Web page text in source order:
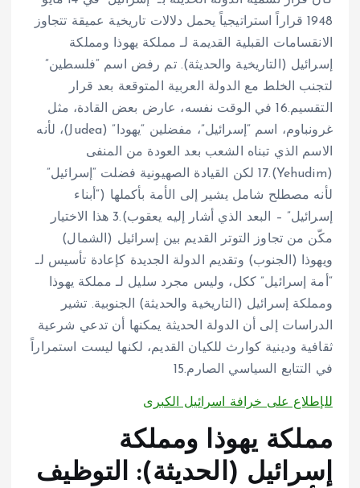
1948 قراراً استراتيجياً يحمل دلالات تاريخية عميقة تتجاوز
الانقسامات القبلية القديمة لـ مملكة يهوذا ومملكة
إسرائيل (التاريخية والحديثة). تم رفض اسم “فلسطين”
لتجنب الخلط مع الدولة العربية المتوقعة بعد قرار
التقسيم.16 في الوقت نفسه، عارض بعض القادة، مثل
غرونباوم، اسم “إسرائيل”، مفضلين “يهودا” (Judea)، لأنه
الاسم الذي تبناه الشعب بعد العودة من المنفى
(Yehudim).
17 لكن القيادة الصهيونية فضلت “إسرائيل”
لأنه مصطلح شامل يشير إلى الأمة بأكملها (“أبناء
إسرائيل” – البعد الذي أشار إليه يعقوب).3 هذا الاختيار
مكّن من تجاوز التوتر القديم بين إسرائيل (الشمال)
ويهوذا (الجنوب) وتقديم الدولة الجديدة كإعادة تأسيس لـ
“أمة إسرائيل” ككل، وليس مجرد سليل لـ مملكة يهوذا
ومملكة إسرائيل (التاريخية والحديثة) الجنوبية. تشير
الدراسات إلى أن الدولة الحديثة يمكنها أن تدعي شرعية
ثقافية ودينية كوارث للكيان القديم، لكنها ليست استمراراً
في التتابع السياسي الصارم.15
للإطلاع على خرافة اسرائيل الكبرى
مملكة يهوذا ومملكة
إسرائيل (الحديثة): التوظيف